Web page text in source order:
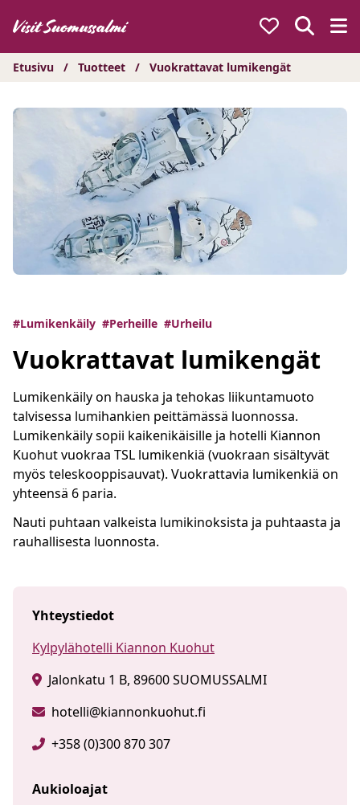
sisältöön
Etusivu / Tuotteet / Vuokrattavat lumikengät
#Lumikenkäily #Perheille #Urheilu
Vuokrattavat lumikengät
Lumikenkäily on hauska ja tehokas liikuntamuoto
talvisessa lumihankien peittämässä luonnossa.
Lumikenkäily sopii kaikenikäisille ja hotelli Kiannon
Kuohut vuokraa TSL lumikenkiä (vuokraan sisältyvät
myös teleskooppisauvat). Vuokrattavia lumikenkiä on
yhteensä 6 paria.
Nauti puhtaan valkeista lumikinoksista ja puhtaasta ja
rauhallisesta luonnosta.
Yhteystiedot
Kylpylähotelli Kiannon Kuohut
Jalonkatu 1 B, 89600 SUOMUSSALMI
hotelli@kiannonkuohut.fi
+358 (0)300 870 307
Aukioloajat